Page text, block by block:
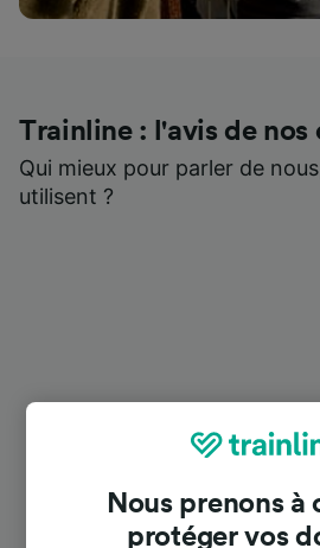
Trainline : l'avis de nos
Qui mieux pour parler de
utilisent ?
Nous prenons à
protéger vos